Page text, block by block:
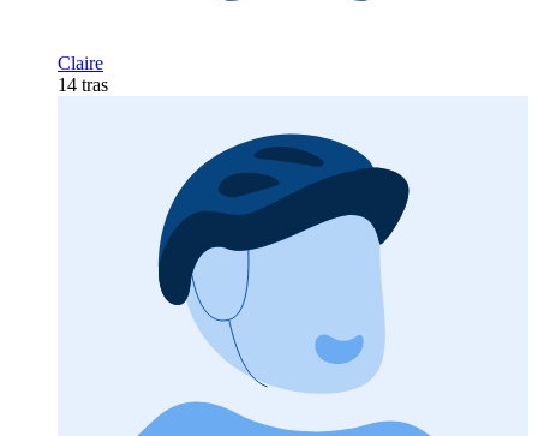
Claire
14 tras